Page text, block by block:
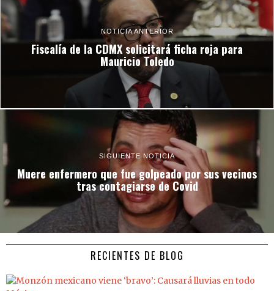
NOTICIA ANTERIOR
Fiscalía de la CDMX solicitará ficha roja para
Mauricio Toledo
SIGUIENTE NOTICIA
Muere enfermero que fue golpeado por sus vecinos
tras contagiarse de Covid
RECIENTES DE BLOG